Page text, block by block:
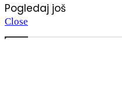
Pogledaj još
Close